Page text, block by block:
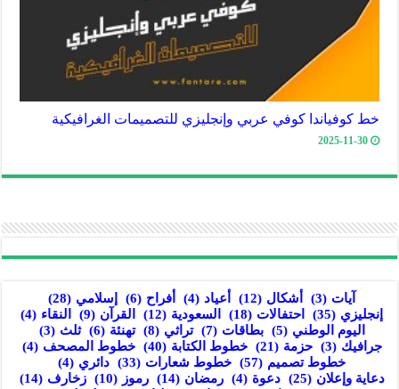
خط كوفياندا كوفي عربي وإنجليزي للتصميمات الغرافيكية
2025-11-30
آيات (3) أشكال (12) أعياد (4) أفراح (6) إسلامي (28)
إنجليزي (35) احتفالات (18) السعودية (12) القرآن (9) النقاء (4)
اليوم الوطني (5) بطاقات (7) تراثي (8) تهنئة (6) ثلث (3)
جرافيك (3) حزمة (21) خطوط الكتابة (40) خطوط المصحف (4)
خطوط تصميم (57) خطوط شعارات (33) دائري (4)
دعاية وإعلان (25) دعوة (4) رمضان (14) رموز (10) زخارف (14)